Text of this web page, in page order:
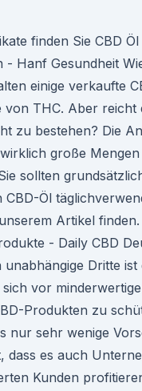
finden Sie CBD
- Hanf Gesundheit
einige verkaufte
von THC. Aber reicht
zu bestehen? Die
große Mengen
sollten
CBD-Öl
Artikel
- Daily CBD
Dritte ist
vor
Produkten zu
nur sehr wenige
dass es auch
Kunden